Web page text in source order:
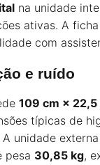
na unidade
ativas. A
com
e ruído
109 cm ×
típicas de
unidade
pesa 30,85 kg,